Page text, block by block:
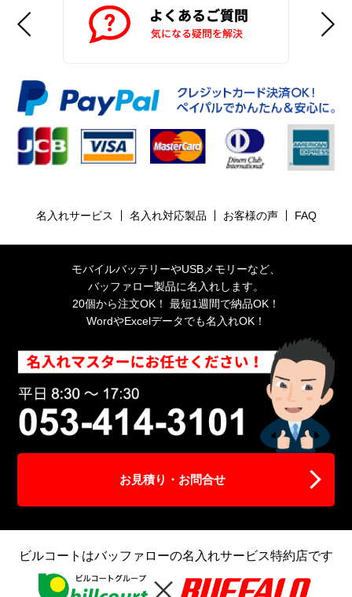
名入れサービス 名入れ対応製品 お客様の声 FAQ
モバイルバッテリーやUSBメモリーなど、
バッファロー製品に名入れします。
20個から注文OK！ 最短1週間で納品OK！
WordやExcelデータでも名入れOK！
お見積り・お問合せ
ビルコートはバッファローの名入れサービス特約店です